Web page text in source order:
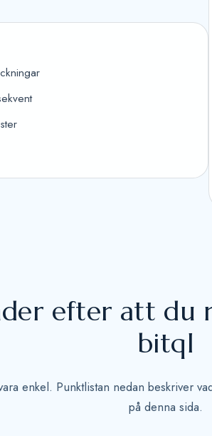
efter att du
bitql
enkel. Punktlistan nedan beskriver
på denna sida.